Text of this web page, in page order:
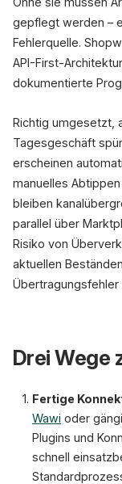
gepflegt werden –
Fehlerquelle.
API-First-
dokumentierte
Richtig umgesetzt,
Tagesgeschäft
erscheinen
manuelles
bleiben
parallel über
Risiko von
aktuellen
Übertragungsfehler
Drei Wege
Fertige
Wawi oder
Plugins und
schnell